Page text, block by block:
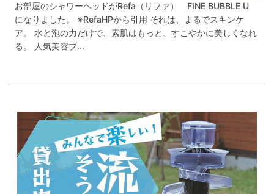
お部屋のシャワーヘッドがRefa（リファ） FINE BUBBLE U
になりました。 ※RefaHPから引用 それは、まるでスキンケ
ア。 水と泡の力だけで、素肌はもっと、すこやかに美しくなれ
る。 人気美容ブ...